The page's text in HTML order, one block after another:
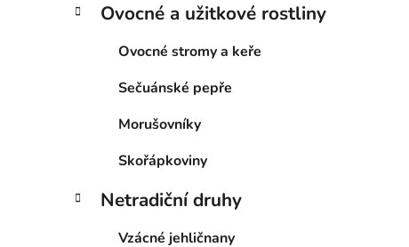
Ovocné a užitkové rostliny
Ovocné stromy a keře
Sečuánské pepře
Morušovníky
Skořápkoviny
Netradiční druhy
Vzácné jehličnany